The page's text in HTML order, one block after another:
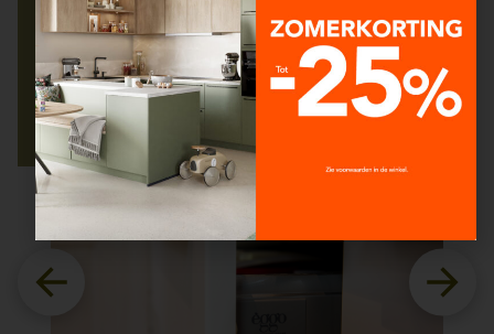
minder courante bekleding gekozen hadden.
We hebben tijdens het hele projecteen heel goed
contactgehad met onze dossierbeheerder. We
moesten nog 2 keer een beroep doen op de winkel
en de dienst na verkoop was altijd heelefficiënt.